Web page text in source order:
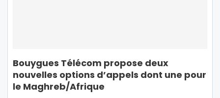
Bouygues Télécom propose deux
nouvelles options d’appels dont une pour
le Maghreb/Afrique